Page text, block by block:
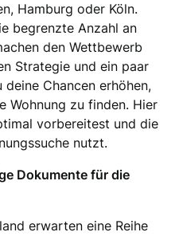
Hamburg oder Köln.
begrenzte Anzahl an
den Wettbewerb
Strategie und ein paar
Chancen erhöhen,
Wohnung zu finden. Hier
vorbereitest und die
nutzt.
Dokumente für die
erwarten eine Reihe